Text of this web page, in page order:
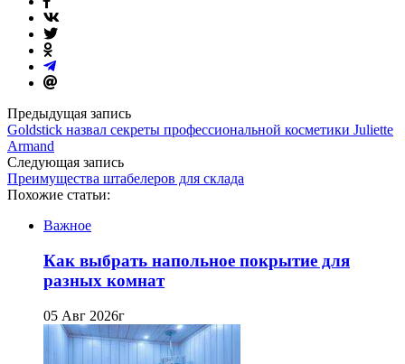
Предыдущая запись
Goldstick назвал секреты профессиональной косметики Juliette
Armand
Следующая запись
Преимущества штабелеров для склада
Похожие статьи:
Важное
Как выбрать напольное покрытие для
разных комнат
05 Авг 2026г